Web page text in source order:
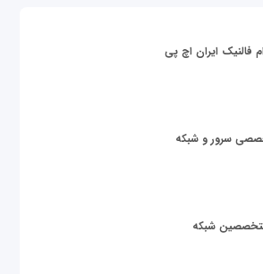
فالنیک ایران اچ پی
سرور و شبکه
شبکه